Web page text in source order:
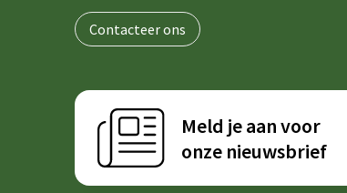
Contacteer ons
Meld je aan voor
onze nieuwsbrief